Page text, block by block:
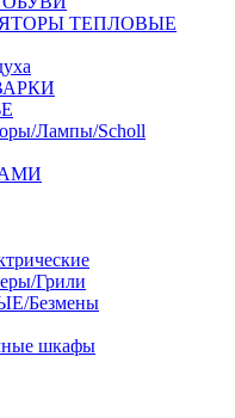
ТЕПЛОВЫЕ
Лампы/Scholl
Грили
Безмены
шкафы